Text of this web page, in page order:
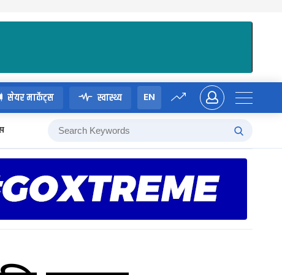
सेयर मार्केट्स स्वास्थ्य EN